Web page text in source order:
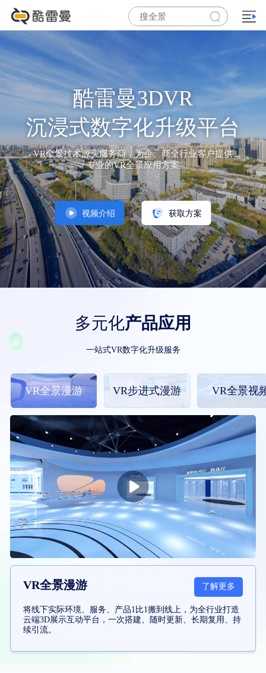
酷雷曼3DVR
沉浸式数字化升级平台
VR全景技术源头服务商，为企、商全行业客户提供
专业的VR全景应用方案
视频介绍 获取方案
多元化产品应用
一站式VR数字化升级服务
VR全景漫游 VR步进式漫游 VR全景视
VR全景漫游 了解更多
将线下实际环境、服务、产品1比1搬到线上，为全行业打造
云端3D展示互动平台，一次搭建、随时更新、长期复用、持
续引流。